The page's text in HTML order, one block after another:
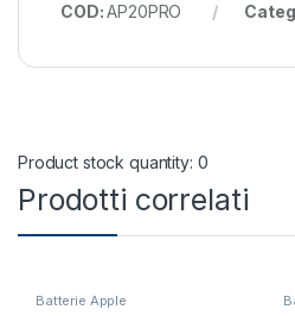
COD:AP20PRO
Product stock quantity: 0
Prodotti correlati
Batterie Apple